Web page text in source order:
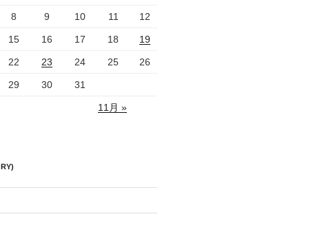
8 9 10 11 12
15 16 17 18 19
22 23 24 25 26
29 30 31
11月 »